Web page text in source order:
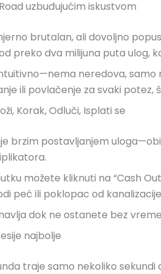
uzbuđujućim iskustvom
brutalan, ali dovoljno
preko dva milijuna puta ulog,
neredova,
ili povlačenje za svaki potez,
Korak, Odluči, Isplati se
brzim postavljanjem
možete kliknuti na “Cash
peć ili poklopac od
dok ne ostanete bez
najbolje
traje samo nekoliko